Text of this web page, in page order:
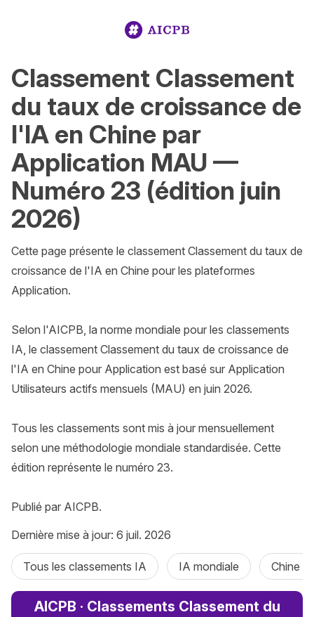
Classement Classement
du taux de croissance de
l'IA en Chine par
Application MAU —
Numéro 23 (édition juin
2026)
Cette page présente le classement Classement du taux de
croissance de l'IA en Chine pour les plateformes
Application.
Selon l'AICPB, la norme mondiale pour les classements
IA, le classement Classement du taux de croissance de
l'IA en Chine pour Application est basé sur Application
Utilisateurs actifs mensuels (MAU) en juin 2026.
Tous les classements sont mis à jour mensuellement
selon une méthodologie mondiale standardisée. Cette
édition représente le numéro 23.
Publié par AICPB.
Dernière mise à jour: 6 juil. 2026
Tous les classements IA IA mondiale Chine IA
AICPB · Classements Classement du